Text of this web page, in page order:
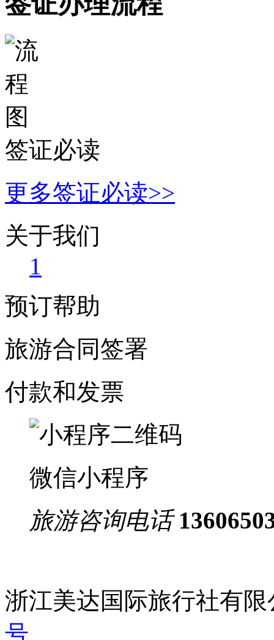
有 效 期：10年（以领馆签发为准）
最长停留：180天（以领馆签发为准）
咨询电话：18758061434
￥ 1540
签证办理流程
签证必读
更多签证必读>>
关于我们
1
预订帮助
微信小程序